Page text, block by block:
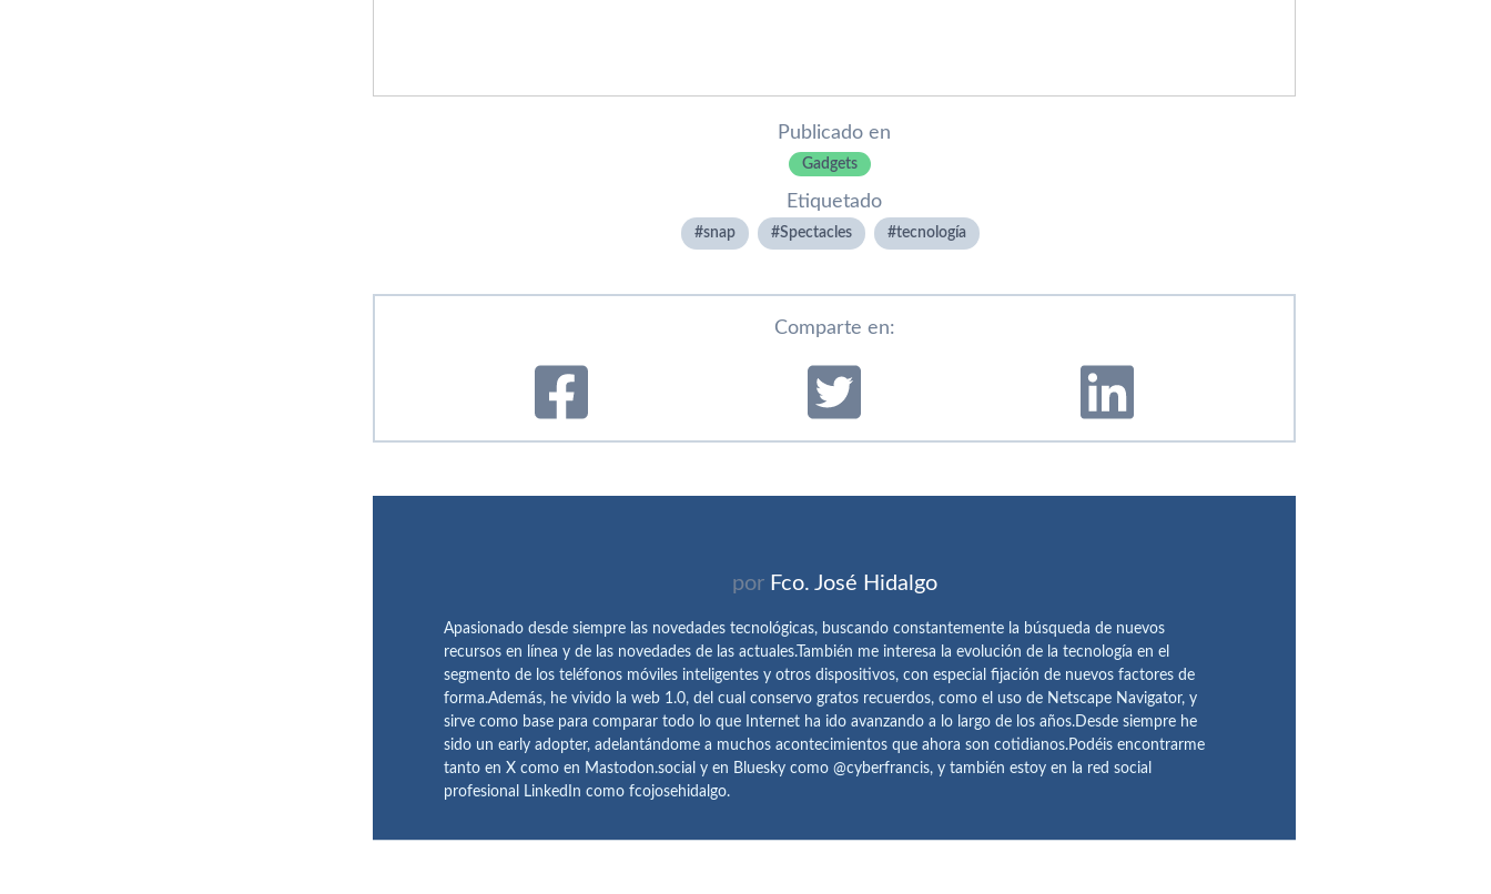
Publicado en
Gadgets
Etiquetado
snap Spectacles tecnologí­a
Comparte en:
por Fco. José Hidalgo
Apasionado desde siempre las novedades tecnológicas, buscando constantemente la búsqueda de nuevos
recursos en línea y de las novedades de las actuales.También me interesa la evolución de la tecnología en el
segmento de los teléfonos móviles inteligentes y otros dispositivos, con especial fijación de nuevos factores de
forma.Además, he vivido la web 1.0, del cual conservo gratos recuerdos, como el uso de Netscape Navigator, y
sirve como base para comparar todo lo que Internet ha ido avanzando a lo largo de los años.Desde siempre he
sido un early adopter, adelantándome a muchos acontecimientos que ahora son cotidianos.Podéis encontrarme
tanto en X como en Mastodon.social y en Bluesky como @cyberfrancis, y también estoy en la red social
profesional LinkedIn como fcojosehidalgo.